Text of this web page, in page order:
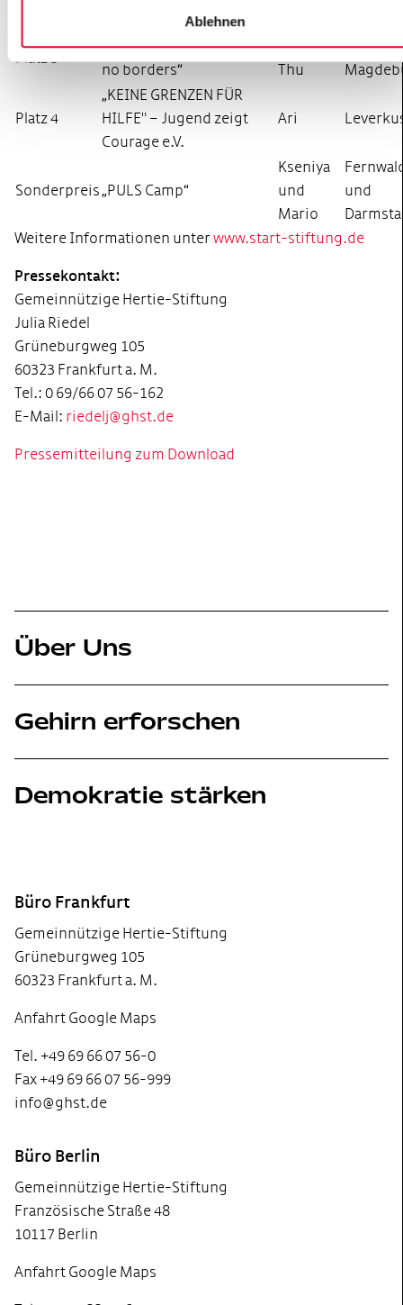
Ablehnen
Platz 3
Zukunftswerkstatt „Set
no borders“
Meri und
Thu
Erfurt
Platz 4
„KEINE GRENZEN FÜR
HILFE" – Jugend zeigt
Courage e.V.
Ari
Sonderpreis „PULS Camp“
Kseniya
und
Mario
und
Weitere Informationen unterwww.start-stiftung.de
Pressekontakt:
Gemeinnützige Hertie-Stiftung
Julia Riedel
Grüneburgweg 105
60323 Frankfurt a. M.
Tel.: 0 69/66 07 56-162
E-Mail: riedelj@ghst.de
Pressemitteilung zum Download
Über Uns
Gehirn erforschen
Demokratie stärken
Büro Frankfurt
Gemeinnützige Hertie-Stiftung
Grüneburgweg 105
60323 Frankfurt a. M.
Anfahrt Google Maps
Tel. +49 69 66 07 56-0
Fax +49 69 66 07 56-999
info@ghst.de
Büro Berlin
Gemeinnützige Hertie-Stiftung
Französische Straße 48
10117 Berlin
Anfahrt Google Maps